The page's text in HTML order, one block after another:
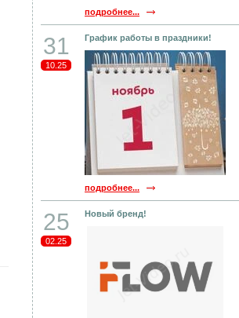
подробнее...
31
10.25
График работы в праздники!
подробнее...
25
02.25
Новый бренд!